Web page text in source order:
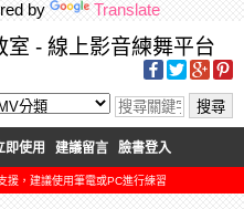
by Translate
- 線上影音練舞平台
即使用 建議留言 臉書登入
援，建議使用筆電或PC進行練習